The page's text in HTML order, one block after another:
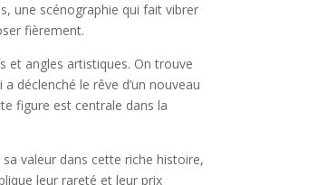
une scénographie qui fait vibrer
fièrement.
et angles artistiques. On trouve
déclenché le rêve d’un nouveau
figure est centrale dans la
valeur dans cette riche histoire,
leur rareté et leur prix